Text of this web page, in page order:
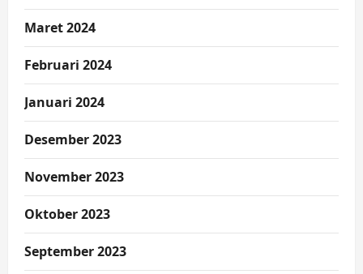
Maret 2024
Februari 2024
Januari 2024
Desember 2023
November 2023
Oktober 2023
September 2023